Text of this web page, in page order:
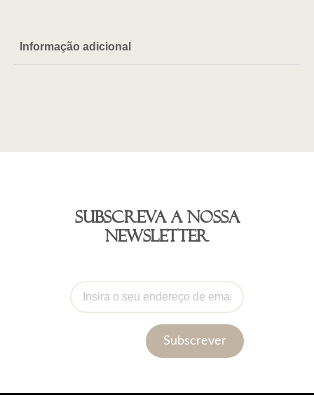
Informação adicional
Subscreva a nossa
newsletter
Subscrever